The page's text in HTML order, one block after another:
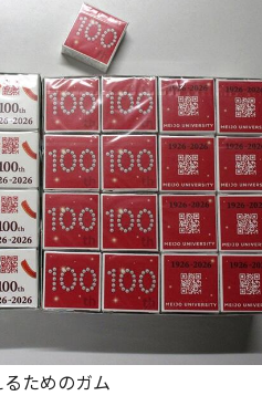
ためのガム